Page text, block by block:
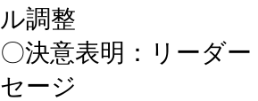
ル調整
〇決意表明：リーダ
セージ